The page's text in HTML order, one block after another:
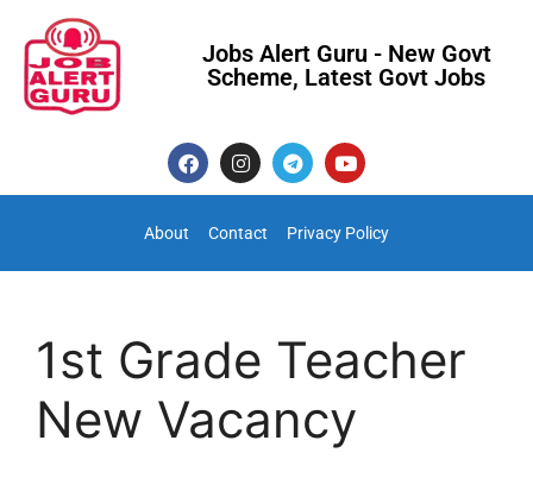
Jobs Alert Guru - New Govt
Scheme, Latest Govt Jobs
About Contact Privacy Policy
1st Grade Teacher
New Vacancy